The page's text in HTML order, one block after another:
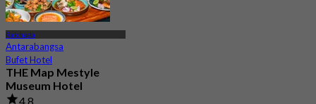
Ratchada
Antarabangsa
Bufet Hotel
THE Map Mestyle
Museum Hotel
4.8